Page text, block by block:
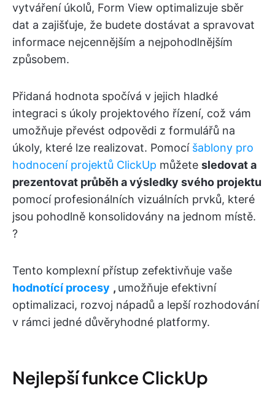
vytváření úkolů, Form View optimalizuje sběr
dat a zajišťuje, že budete dostávat a spravovat
informace nejcennějším a nejpohodlnějším
způsobem.
Přidaná hodnota spočívá v jejich hladké
integraci s úkoly projektového řízení, což vám
umožňuje převést odpovědi z formulářů na
úkoly, které lze realizovat. Pomocí šablony pro
hodnocení projektů ClickUp můžete sledovat a
prezentovat průběh a výsledky svého projektu
pomocí profesionálních vizuálních prvků, které
jsou pohodlně konsolidovány na jednom místě.
?
Tento komplexní přístup zefektivňuje vaše
hodnotící procesy , umožňuje efektivní
optimalizaci, rozvoj nápadů a lepší rozhodování
v rámci jedné důvěryhodné platformy.
Nejlepší funkce ClickUp